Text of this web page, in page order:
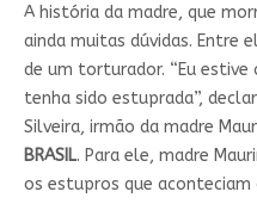
A história da madre, que
ainda muitas dúvidas. Entre
de um torturador. “Eu
tenha sido estuprada”,
Silveira, irmão da madre
BRASIL. Para ele, madre
os estupros que